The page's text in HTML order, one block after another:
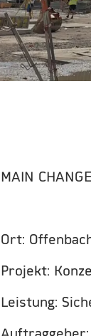
MAIN
Ort:
Projekt:
Leistung: